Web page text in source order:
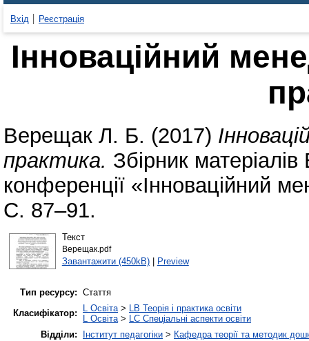
Вхід Реєстрація
Інноваційний
Верещак Л. Б. (2017)
практика. Збірник
конференції «Інноваційний
С. 87–91.
Текст
Верещак.pdf
Завантажити (450kB)| Preview
Тип ресурсу: Стаття
Класифікатор:
L Освіта> LB Теорія і практика освіти
L Освіта> LC Спеціальні аспекти освіти
Відділи:
Інститут педагогіки > Кафедра теорії та методик